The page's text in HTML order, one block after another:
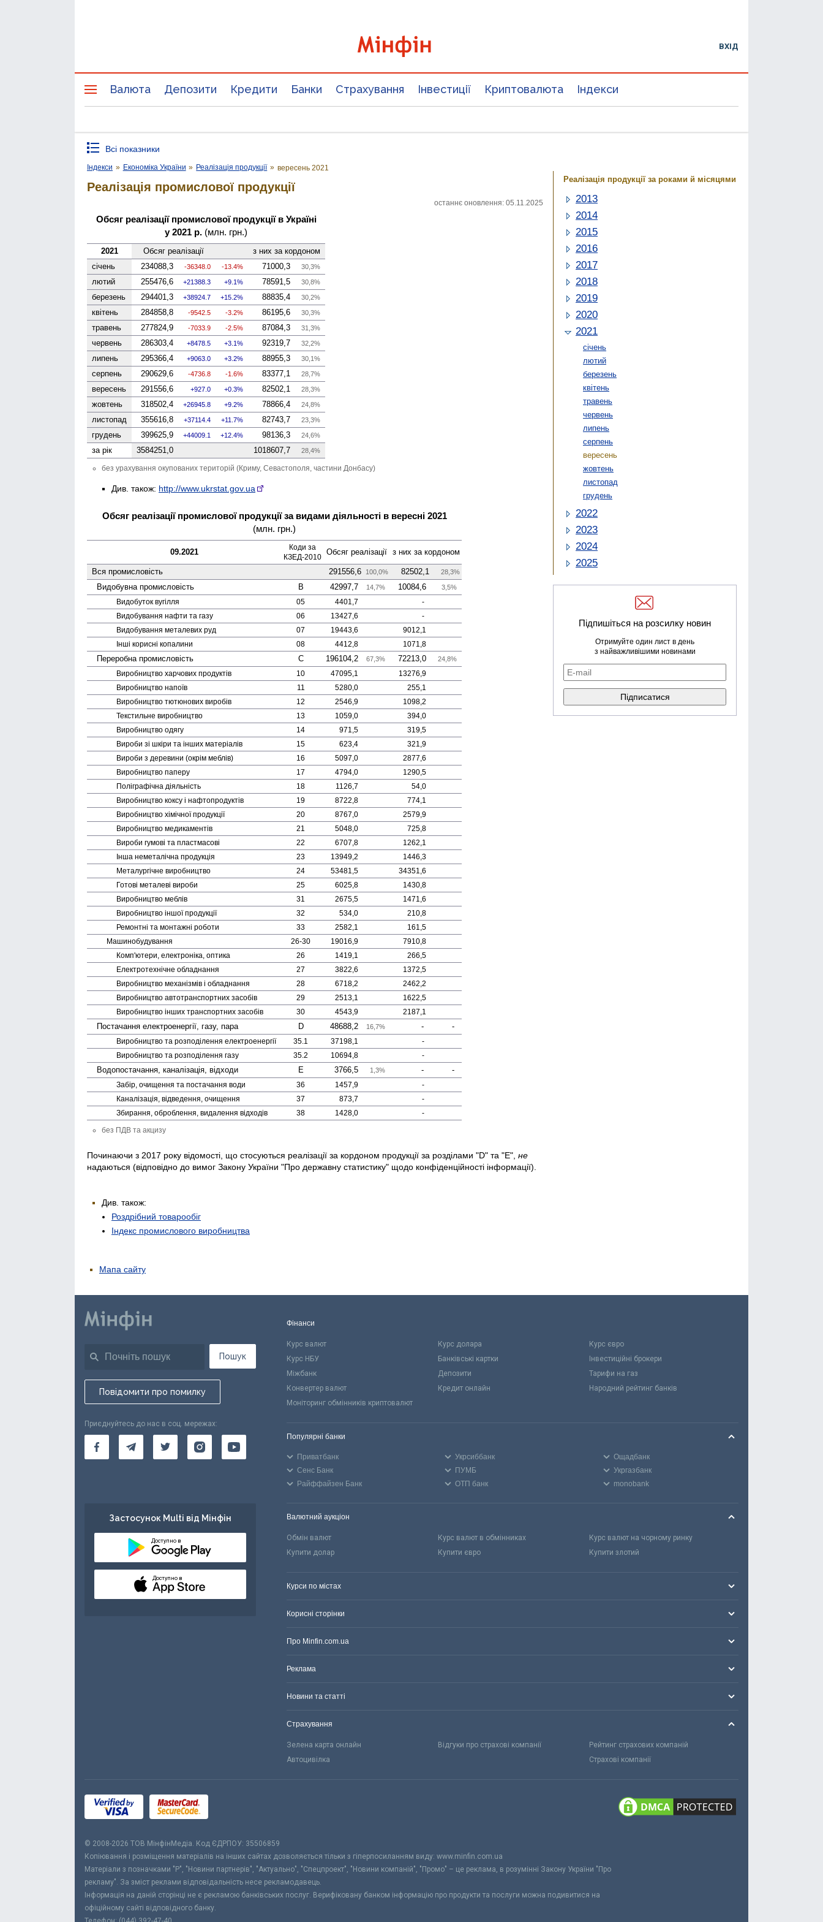
ВХІД
Валюта Депозити Кредити Банки Страхування Інвестиції Криптовалюта Індекси
Всі показники
Індекси » Економіка України » Реалізація продукції » вересень 2021
Реалізація промислової продукції
останнє оновлення: 05.11.2025
Обсяг реалізації промислової продукції в Україні
у 2021 р. (млн. грн.)
2021 Обсяг реалізації
з них за кордоном
січень
234088,3 -36348.0 -13.4% 71000,3 30,3%
лютий 255476,6 21388.3 9.1% 78591,5 30,8%
березень 294401,3 38924.7 15.2% 88835,4 30,2%
квітень 284858,8 -9542.5 -3.2% 86195,6 30,3%
травень 277824,9 -7033.9 -2.5% 87084,3 31,3%
червень 286303,4 8478.5 3.1% 92319,7 32,2%
липень 295366,4 9063.0 3.2% 88955,3 30,1%
серпень 290629,6 -4736.8 -1.6% 83377,1 28,7%
вересень 291556,6 927.0 0.3% 82502,1 28,3%
жовтень 318502,4 26945.8 9.2% 78866,4 24,8%
листопад 355616,8 37114.4 11.7% 82743,7 23,3%
грудень 399625,9 44009.1 12.4% 98136,3 24,6%
за рік 3584251,0 1018607,7 28,4%
без урахування окупованих територій (Криму, Севастополя, частини Донбасу)
Див. також: http://www.ukrstat.gov.ua
Обсяг реалізації промислової продукції за видами діяльності в вересні 2021
(млн. грн.)
09.2021
Коди за
КЗЕД-2010
Обсяг реалізації з них за кордоном
Вся промисловість 291556,6 100,0% 82502,1 28,3%
Видобувна промисловість B 42997,7 14,7% 10084,6 3,5%
Видобуток вугілля 05 4401,7
-
Видобування нафти та газу
06 13427,6
-
Видобування металевих руд
07 19443,6
9012,1
Інші корисні копалини
08 4412,8 1071,8
Переробна промисловість C 196104,2 67,3% 72213,0 24,8%
Виробництво харчових продуктів 10 47095,1
13276,9
Виробництво напоїв
11 5280,0
255,1
Виробництво тютюнових виробів
12 2546,9
1098,2
Текстильне виробництво
13 1059,0
394,0
Виробництво одягу
14 971,5
319,5
Вироби зі шкіри та інших матеріалів
15 623,4
321,9
Вироби з деревини (окрім меблів)
16 5097,0
2877,6
Виробництво паперу
17 4794,0
1290,5
Поліграфічна діяльність
18 1126,7
54,0
Виробництво коксу і нафто­продуктів
19 8722,8
774,1
Виробництво хімічної продукції
20 8767,0
2579,9
Виробництво медика­ментів
21 5048,0
725,8
Вироби гумові та пластмасові
22 6707,8
1262,1
Інша неметалічна продукція
23 13949,2
1446,3
Металургічне виробництво
24 53481,5
34351,6
Готові металеві вироби
25 6025,8
1430,8
Виробництво меблів
31 2675,5
1471,6
Виробництво іншої продукції
32 534,0
210,8
Ремонтні та монтажні роботи
33 2582,1
161,5
Машино­будування
26-30 19016,9
7910,8
Комп'ютери, електроніка, оптика
26 1419,1
266,5
Електро­технічне обладнання
27 3822,6
1372,5
Виробництво механізмів і обладнання
28 6718,2
2462,2
Виробництво авто­транспортних засобів
29 2513,1
1622,5
Виробництво інших транспортних засобів
30 4543,9 2187,1
Постачання електро­енергії, газу, пара D 48688,2 16,7% - -
Виробництво та розподілення електро­енергії 35.1 37198,1
-
Виробництво та розподілення газу
35.2 10694,8 -
Водопостачання, каналізація, відходи E 3766,5 1,3% - -
Забір, очищення та постачання води 36 1457,9
-
Каналізація, відведення, очищення
37 873,7
-
Збирання, оброблення, видалення відходів
38 1428,0
-
без ПДВ та акцизу
Починаючи з 2017 року відомості, що стосуються реалізації за кордоном продукції за розділами "D" та "Е", не
надаються (відповідно до вимог Закону України "Про державну статистику" щодо конфіденційності інформації).
Див. також:
Роздрібний товарообіг
Індекс промислового виробництва
Реалізація продукції за роками й місяцями
2013
2014
2015
2016
2017
2018
2019
2020
2021
січень
лютий
березень
квітень
травень
червень
липень
серпень
вересень
жовтень
листопад
грудень
2022
2023
2024
2025
Підпишіться на розсилку новин
Отримуйте один лист в день
з найважливішими новинами
Мапа сайту
Пошук
Повідомити про помилку
Приєднуйтесь до нас в соц. мережах:
Застосунок Multi від Мінфін
Доступно в
Доступно в
Фінанси
Курс валют Курс долара
Курс євро
Курс НБУ
Банківські картки
Інвестиційні брокери
Міжбанк
Депозити
Тарифи на газ
Конвертер валют
Кредит онлайн
Народний рейтинг банків
Моніторинг обмінників криптовалют
Популярні банки
Приватбанк Укрсиббанк
Ощадбанк
Сенс Банк
ПУМБ
Укргазбанк
Райффайзен Банк
ОТП банк monobank
Валютний аукціон
Обмін валют Курс валют в обмінниках
Курс валют на чорному ринку
Купити долар
Купити євро Купити злотий
Курси по містах
Корисні сторінки
Про Minfin.com.ua
Реклама
Новини та статті
Страхування
Зелена карта онлайн Відгуки про страхові компанії
Рейтинг страхових компаній
Автоцивілка
Страхові компанії
© 2008-2026 ТОВ МiнфiнМедiа. Код ЄДРПОУ: 35506859
Копіювання і розміщення матеріалів на інших сайтах дозволяється тільки з гіперпосиланням виду: www.minfin.com.ua
Матеріали з позначками "Р", "Новини партнерів", "Актуально", "Спецпроект", "Новини компаній", "Промо" – це реклама, в розумінні Закону України "Про
рекламу". За зміст реклами відповідальність несе рекламодавець.
Інформація на даній сторінці не є рекламою банківських послуг. Верифіковану банком інформацію про продукти та послуги можна подивитися на
офіційному сайті відповідного банку.